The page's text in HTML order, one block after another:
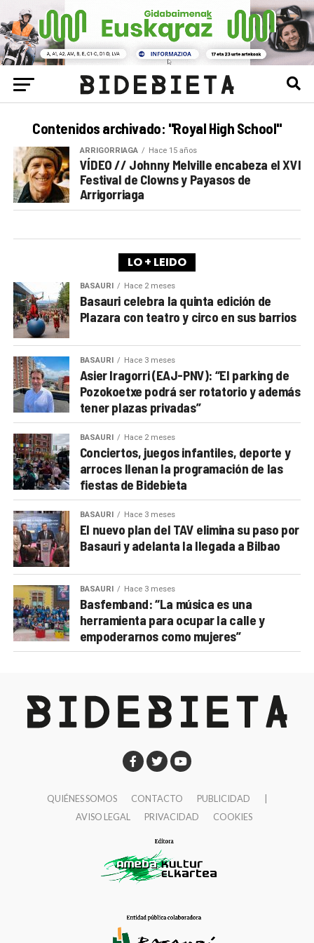
Contenidos archivado: "Royal High School"
ARRIGORRIAGA Hace 15 años
VÍDEO // Johnny Melville encabeza el XVI
Festival de Clowns y Payasos de
Arrigorriaga
LO + LEIDO
BASAURI Hace 2 meses
Basauri celebra la quinta edición de
Plazara con teatro y circo en sus barrios
BASAURI Hace 3 meses
Asier Iragorri (EAJ-PNV): “El parking de
Pozokoetxe podrá ser rotatorio y además
tener plazas privadas”
BASAURI Hace 2 meses
Conciertos, juegos infantiles, deporte y
arroces llenan la programación de las
fiestas de Bidebieta
BASAURI Hace 3 meses
El nuevo plan del TAV elimina su paso por
Basauri y adelanta la llegada a Bilbao
BASAURI Hace 3 meses
Basfemband: “La música es una
herramienta para ocupar la calle y
empoderarnos como mujeres”
QUIÉNES SOMOS CONTACTO PUBLICIDAD
AVISO LEGAL
PRIVACIDAD COOKIES